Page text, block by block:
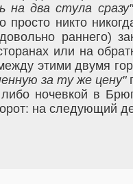
на два стула сразу"
просто никто
раннего)
или на
этими двумя
за ту же цену"
ночевкой в
на следующий